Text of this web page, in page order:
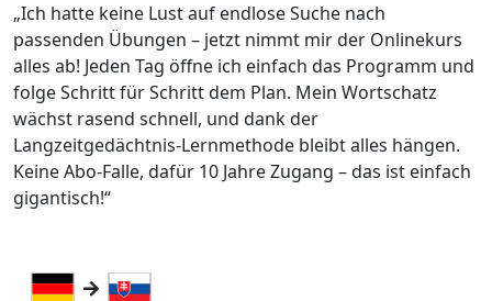
„Ich hatte keine Lust auf endlose Suche nach
passenden Übungen – jetzt nimmt mir der Onlinekurs
alles ab! Jeden Tag öffne ich einfach das Programm und
folge Schritt für Schritt dem Plan. Mein Wortschatz
wächst rasend schnell, und dank der
Langzeitgedächtnis-Lernmethode bleibt alles hängen.
Keine Abo-Falle, dafür 10 Jahre Zugang – das ist einfach
gigantisch!“